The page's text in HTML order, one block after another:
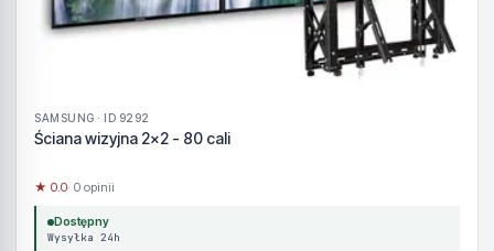
SAMSUNG · ID 9292
Ściana wizyjna 2x2 - 80 cali
★ 0.0· 0 opinii
Dostępny
Wysyłka 24h